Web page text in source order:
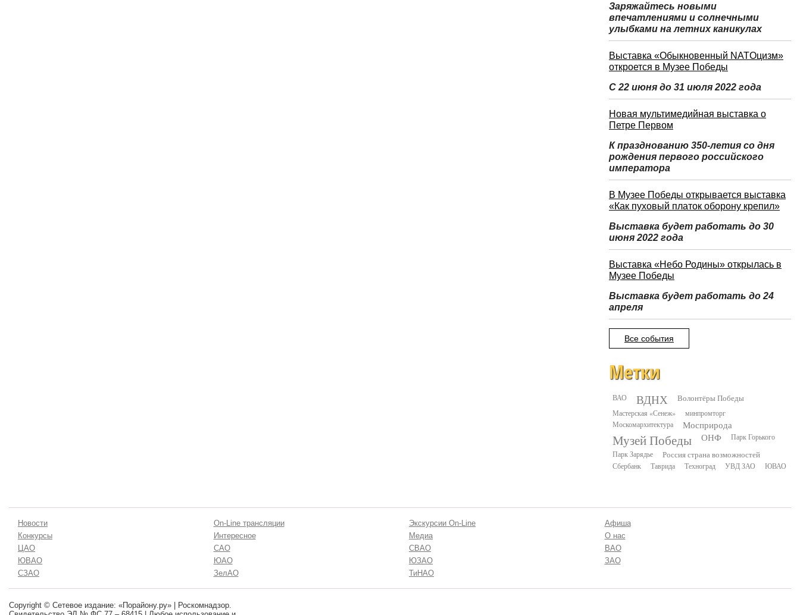
Заряжайтесь новыми
впечатлениями и солнечными
улыбками на летних каникулах
Выставка «Обыкновенный NATOцизм»
откроется в Музее Победы
С 22 июня до 31 июля 2022 года
Новая мультимедийная выставка о
Петре Первом
К празднованию 350-летия со дня
рождения первого российского
императора
В Музее Победы открывается выставка
«Как пуховый платок оборону крепил»
Выставка будет работать до 30
июня 2022 года
Выставка «Небо Родины» открылась в
Музее Победы
Выставка будет работать до 24
апреля
Все события
Метки
ВАО ВДНХ Волонтёры Победы
Мастерская «Сенеж»
минпромторг
Москомархитектура
Мосприрода
Музей Победы ОНФ
Парк Горького
Парк Зарядье
Россия страна возможностей
Сбербанк Таврида Техноград УВД ЗАО ЮВАО
Новости On-Line трансляции Экскурсии On-Line
Афиша
Конкурсы
Интересное Медиа
О нас
ЦАО
САО СВАО
ВАО
ЮВАО
ЮАО ЮЗАО
ЗАО
СЗАО
ЗелАО ТиНАО
Copyright © Сетевое издание: «Порайону.ру» | Роскомнадзор.